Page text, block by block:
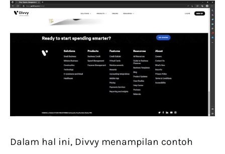
Dalam hal ini, Divvy menampilan contoh